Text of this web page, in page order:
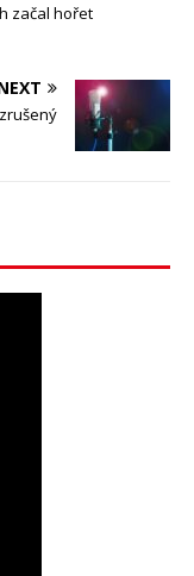
začal hořet